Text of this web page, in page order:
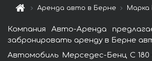
Аренда авто в Берне Марка
Компания Авто-Аренда
забронировать аренду в Берне
Автомобиль Мерседес-Бенц C